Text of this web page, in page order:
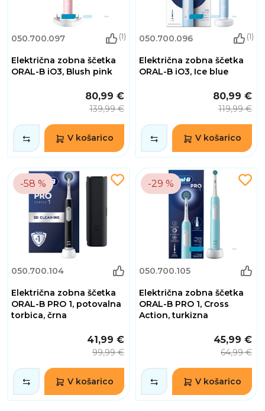
050.700.097 (1)
Električna zobna ščetka
ORAL-B iO3, Blush pink
80,99 €
139,99 €
V košarico
050.700.096 (1)
Električna zobna ščetka
ORAL-B iO3, Ice blue
80,99 €
119,99 €
V košarico
-58 %
050.700.104
Električna zobna ščetka
ORAL-B PRO 1, potovalna
torbica, črna
41,99 €
99,99 €
V košarico
-29 %
050.700.105
Električna zobna ščetka
ORAL-B PRO 1, Cross
Action, turkizna
45,99 €
64,99 €
V košarico